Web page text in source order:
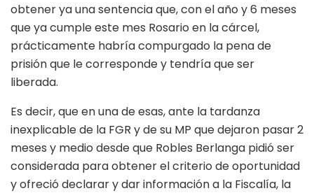
obtener ya una sentencia que, con el año y 6 meses
que ya cumple este mes Rosario en la cárcel,
prácticamente habría compurgado la pena de
prisión que le corresponde y tendría que ser
liberada.
Es decir, que en una de esas, ante la tardanza
inexplicable de la FGR y de su MP que dejaron pasar 2
meses y medio desde que Robles Berlanga pidió ser
considerada para obtener el criterio de oportunidad
y ofreció declarar y dar información a la Fiscalía, la